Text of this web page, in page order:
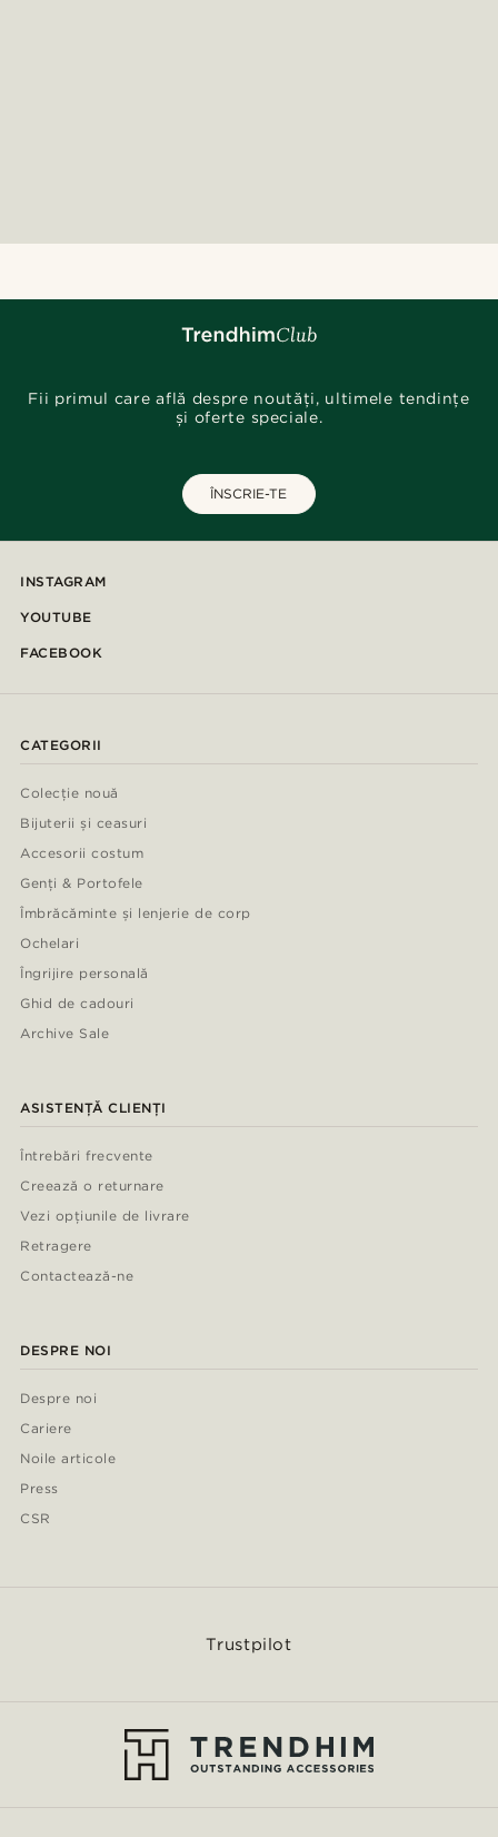
Fii primul care află despre noutăți, ultimele tendințe
și oferte speciale.
ÎNSCRIE-TE
INSTAGRAM
YOUTUBE
FACEBOOK
CATEGORII
Colecție nouă
Bijuterii și ceasuri
Accesorii costum
Genți & Portofele
Îmbrăcăminte și lenjerie de corp
Ochelari
Îngrijire personală
Ghid de cadouri
Archive Sale
ASISTENȚĂ CLIENȚI
Întrebări frecvente
Creează o returnare
Vezi opțiunile de livrare
Retragere
Contactează-ne
DESPRE NOI
Despre noi
Cariere
Noile articole
Press
CSR
Trustpilot